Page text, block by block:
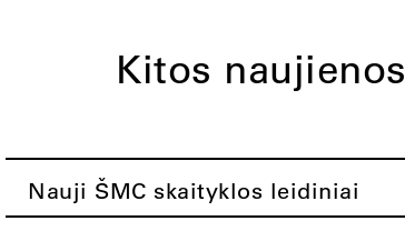
Kitos naujienos
Nauji ŠMC skaityklos leidiniai